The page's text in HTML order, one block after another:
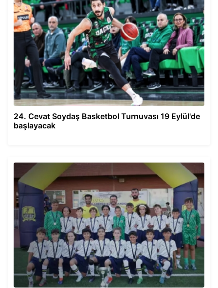
24. Cevat Soydaş Basketbol Turnuvası 19 Eylül'de
başlayacak